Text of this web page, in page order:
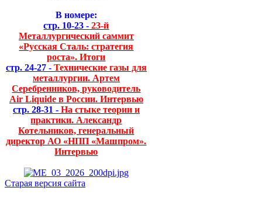
В номере:
стр. 10-23 - 23-й
Металлургический саммит
«Русская Сталь: стратегия
роста». Итоги
стр. 24-27 - Технические газы для
металлургии. Артем
Серебренников, руководитель
Air Liquide в России. Интервью
стр. 28-31 - На стыке теории и
практики. Александр
Котельников, генеральный
директор АО «НПП «Машпром».
Интервью
Старая версия сайта